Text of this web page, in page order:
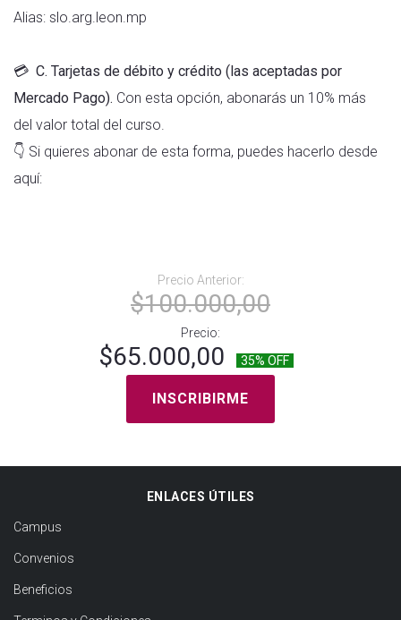
Alias: slo.arg.leon.mp
💳 C. Tarjetas de débito y crédito (las aceptadas por
Mercado Pago). Con esta opción, abonarás un 10% más
del valor total del curso.
👇 Si quieres abonar de esta forma, puedes hacerlo desde
aquí:
Precio Anterior:
$100.000,00
Precio:
$65.000,00 35% OFF
INSCRIBIRME
ENLACES ÚTILES
Campus
Convenios
Beneficios